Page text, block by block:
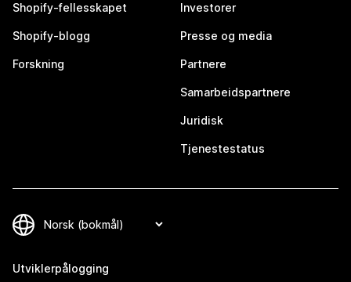
Shopify-fellesskapet
Shopify-blogg
Forskning
Investorer
Presse og media
Partnere
Samarbeidspartnere
Juridisk
Tjenestestatus
Utviklerpålogging